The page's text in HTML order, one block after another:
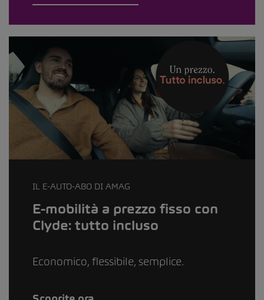
IL E-AUTO-ABO DI AMAG
E-mobilità a prezzo fisso con
Clyde: tutto incluso
Economico, flessibile, semplice.